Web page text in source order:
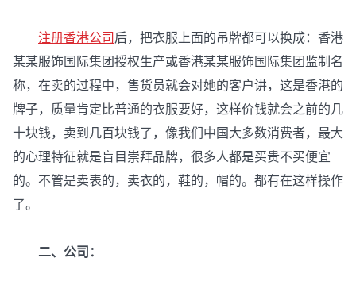
注册香港公司 后，把衣服上面的吊牌都可以换成：香港
某某服饰国际集团授权生产或香港某某服饰国际集团监制名
称，在卖的过程中，售货员就会对她的客户讲，这是香港的
牌子，质量肯定比普通的衣服要好，这样价钱就会之前的几
十块钱，卖到几百块钱了，像我们中国大多数消费者，最大
的心理特征就是盲目崇拜品牌，很多人都是买贵不买便宜
的。不管是卖表的，卖衣的，鞋的，帽的。都有在这样操作
了。
二、公司：